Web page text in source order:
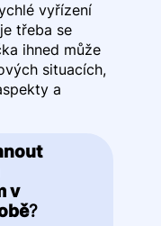
vyřízení
třeba se
ihned může
situacích,
a
v
?